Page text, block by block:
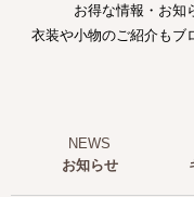
お得な情報・お知
衣装や小物のご紹介もブ
お知らせ